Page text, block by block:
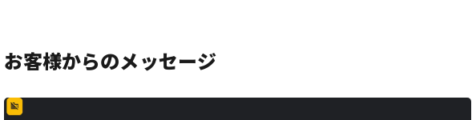
お客様からのメッセージ